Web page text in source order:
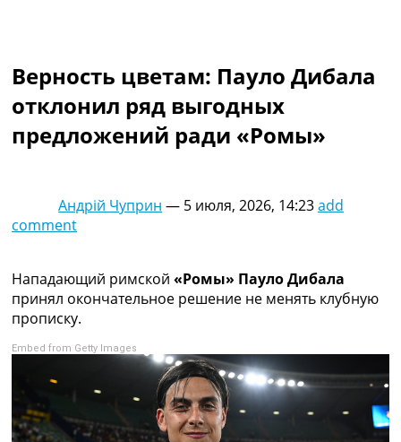
Украина. Премьер-Лига
Лига Чемпионов
Англия. Премьер Лига
Испания. Ла Лига
Таблицы групп Чемпионата Мира
Лига Чемпионов. Таблицы групп
Англия. Премьер-Лига
Испания. Ла Лига
Рейтинги
Рейтинг стран УЕФА
Рейтинг клубов УЕФА
Рейтинг ФИФА
ТВ программа
Верность цветам: Пауло Дибала
отклонил ряд выгодных
предложений ради «Ромы»
Андрій Чуприн — 5 июля, 2026, 14:23add
comment
Нападающий римской «Ромы» Пауло Дибала
принял окончательное решение не менять клубную
прописку.
Embed from Getty Images